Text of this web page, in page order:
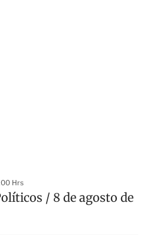
Hrs
/ 8 de agosto de